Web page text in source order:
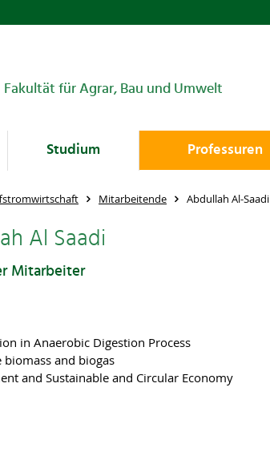
Fakultät für Agrar, Bau und Umwelt
Studium Professuren
Mitarbeitende Abdullah Al-Saadi
Al Saadi
Mitarbeiter
in Anaerobic Digestion Process
biomass and biogas
and Sustainable and Circular Economy